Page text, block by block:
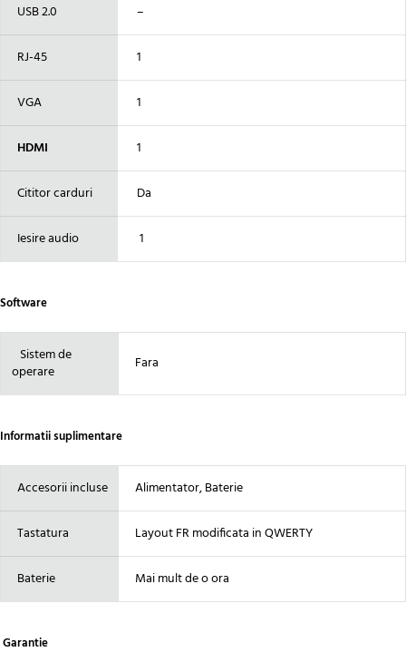
USB 2.0 –
RJ-45 1
VGA 1
HDMI 1
Cititor carduri Da
Iesire audio 1
Software
Sistem de
operare
Fara
Informatii suplimentare
Accesorii incluse Alimentator, Baterie
Tastatura Layout FR modificata in QWERTY
Baterie Mai mult de o ora
Garantie